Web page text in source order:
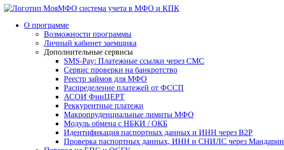
система учета в МФО и КПК
О программе
Возможности программы
Личный кабинет заемщика
Дополнительные сервисы
SMS-Pay: Платежные ссылки через СМС
Сервис проверки на банкротство
Реестр займов для МФО
Распределение платежей от ФССП
АСОИ ФинЦЕРТ
Реккурентные платежи
Макропруденциальные лимиты МФО
Модуль обмена с НБКИ / ОКБ
Идентификация паспортных данных и ИНН через B2P
Проверка паспортных данных, ИНН и СНИЛС через Мандарин